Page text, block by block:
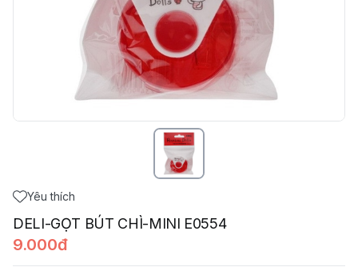
Yêu thích
DELI-GỌT BÚT CHÌ-MINI E0554
9.000đ